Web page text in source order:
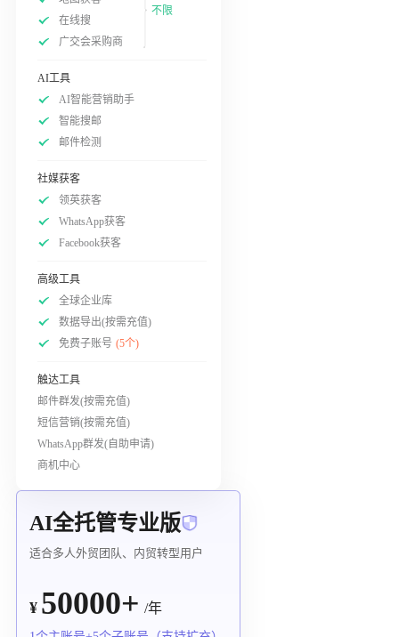
在线搜
广交会采购商
不限
AI工具
AI智能营销助手
智能搜邮
邮件检测
社媒获客
领英获客
WhatsApp获客
Facebook获客
高级工具
全球企业库
数据导出(按需充值)
免费子账号 (5个)
触达工具
邮件群发(按需充值)
短信营销(按需充值)
WhatsApp群发(自助申请)
商机中心
AI全托管专业版
适合多人外贸团队、内贸转型用户
¥ 50000+ /年